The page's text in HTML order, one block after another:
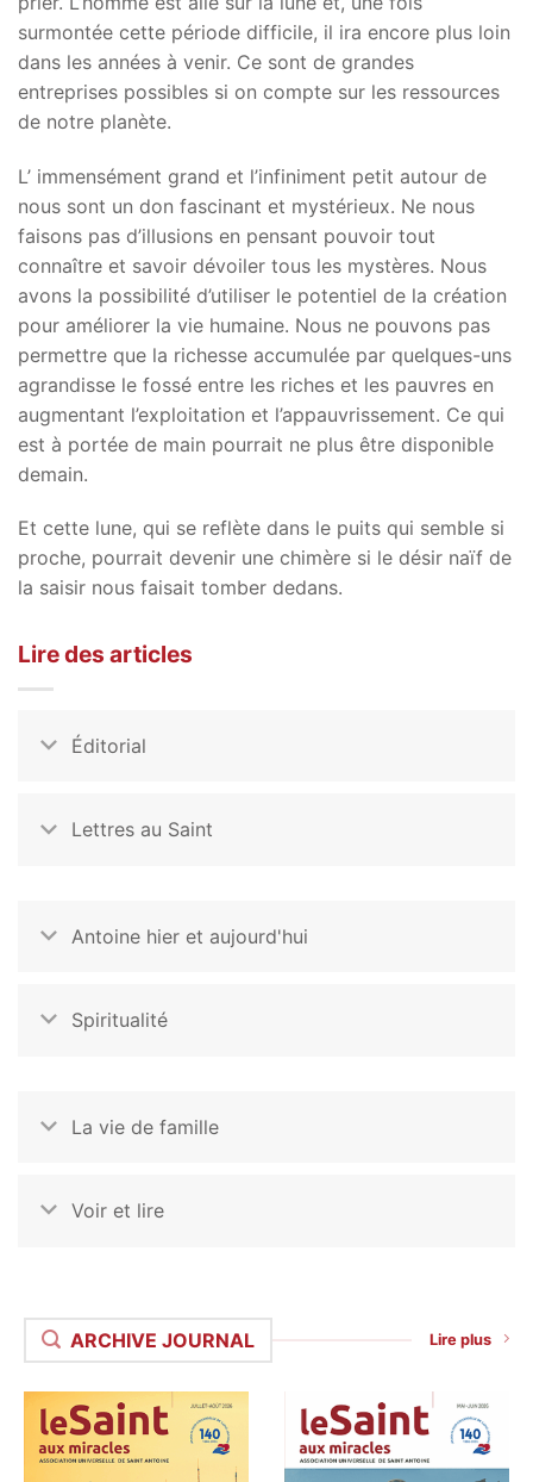
surmontée cette période difficile, il ira encore plus loin
dans les années à venir. Ce sont de grandes
entreprises possibles si on compte sur les ressources
de notre planète.
L’ immensément grand et l’infiniment petit autour de
nous sont un don fascinant et mystérieux. Ne nous
faisons pas d’illusions en pensant pouvoir tout
connaître et savoir dévoiler tous les mystères. Nous
avons la possibilité d’utiliser le potentiel de la création
pour améliorer la vie humaine. Nous ne pouvons pas
permettre que la richesse accumulée par quelques-uns
agrandisse le fossé entre les riches et les pauvres en
augmentant l’exploitation et l’appauvrissement. Ce qui
est à portée de main pourrait ne plus être disponible
demain.
Et cette lune, qui se reflète dans le puits qui semble si
proche, pourrait devenir une chimère si le désir naïf de
la saisir nous faisait tomber dedans.
Lire des articles
Éditorial
Lettres au Saint
Antoine hier et aujourd'hui
Spiritualité
La vie de famille
Voir et lire
ARCHIVE JOURNAL Lire plus